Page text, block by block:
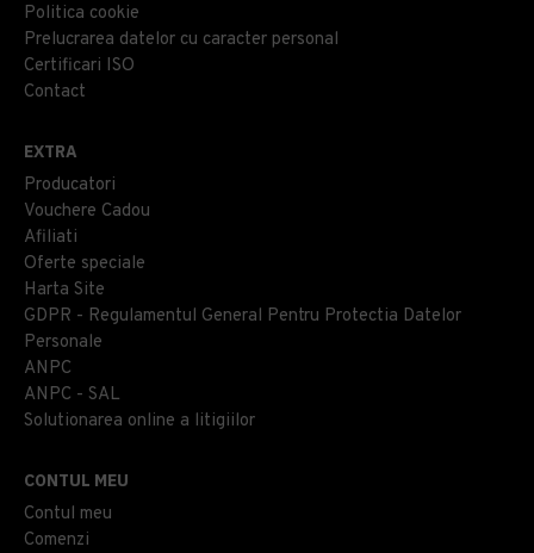
Politica cookie
Prelucrarea datelor cu caracter personal
Certificari ISO
Contact
EXTRA
Producatori
Vouchere Cadou
Afiliati
Oferte speciale
Harta Site
GDPR - Regulamentul General Pentru Protectia Datelor
Personale
ANPC
ANPC - SAL
Solutionarea online a litigiilor
CONTUL MEU
Contul meu
Comenzi